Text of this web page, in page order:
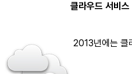
클라우드 서비스 공격, 기
2013년에는 클